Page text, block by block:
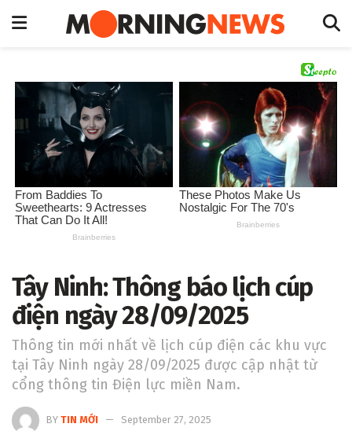
Tây Ninh: Thông báo lịch cúp
điện ngày 28/09/2025
Thông tin mới nhất về lịch cúp điện các khu vực
tại Tây Ninh ngày 28/09/2025 được cập nhật từ
cổng thông tin Điện lực miền Nam.
BY TIN MỚI September 27, 2025